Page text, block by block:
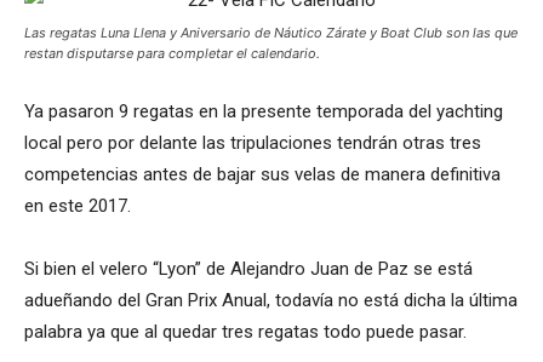
Las regatas Luna Llena y Aniversario de Náutico Zárate y Boat Club son las que
restan disputarse para completar el calendario.
Ya pasaron 9 regatas en la presente temporada del yachting
local pero por delante las tripulaciones tendrán otras tres
competencias antes de bajar sus velas de manera definitiva
en este 2017.
Si bien el velero “Lyon” de Alejandro Juan de Paz se está
adueñando del Gran Prix Anual, todavía no está dicha la última
palabra ya que al quedar tres regatas todo puede pasar.